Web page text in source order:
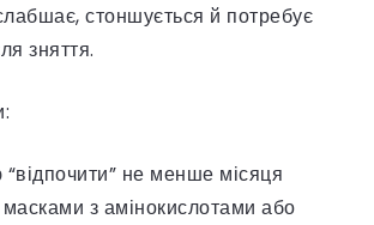
стоншується й потребує
зняття.
не менше місяця
масками з амінокислотами або